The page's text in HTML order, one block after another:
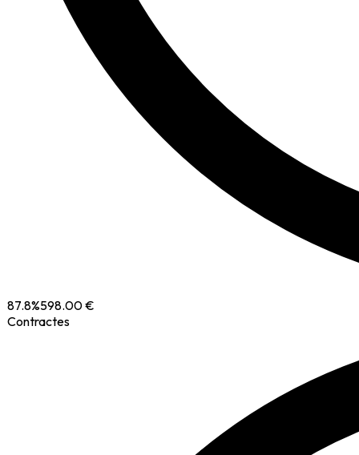
87.8%598.00 €
Contractes